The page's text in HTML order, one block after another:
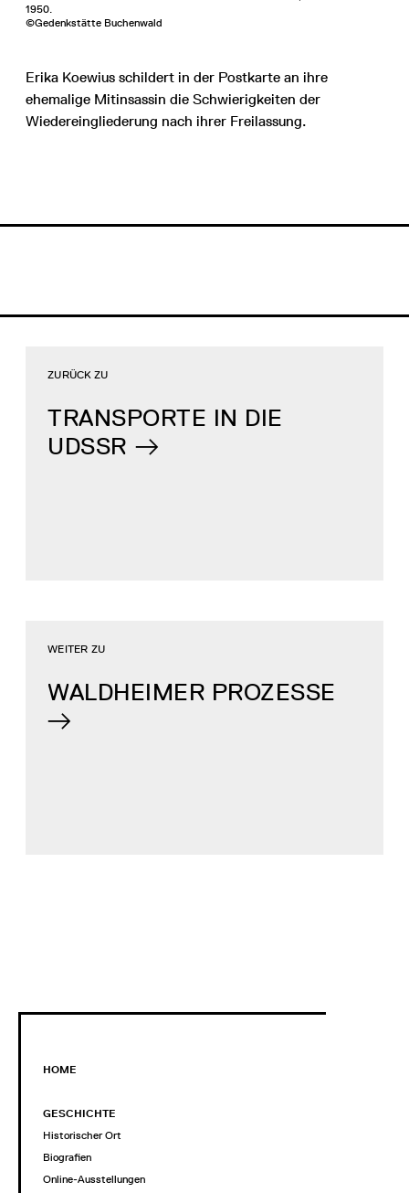
1950.
©Gedenkstätte Buchenwald
Erika Koewius schildert in der Postkarte an ihre
ehemalige Mitinsassin die Schwierigkeiten der
Wiedereingliederung nach ihrer Freilassung.
TRANSPORTE IN DIE
UDSSR
ZURÜCK ZU
WALDHEIMER PROZESSE
WEITER ZU
HOME
GESCHICHTE
Historischer Ort
Biografien
Online-Ausstellungen